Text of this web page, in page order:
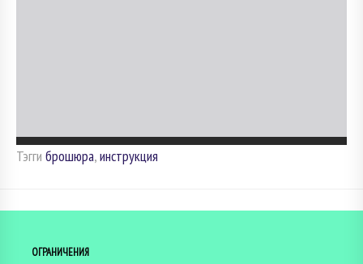
Тэгги брошюра,инструкция
ОГРАНИЧЕНИЯ